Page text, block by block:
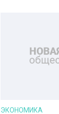
ЭКОНОМИКА